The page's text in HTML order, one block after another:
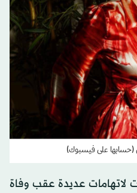
(حسابها على فيسبوك)
لاتهامات عديدة عقب وفاة